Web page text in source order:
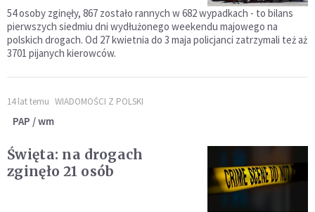
54 osoby zginęły, 867 zostało rannych w 682 wypadkach - to bilans
pierwszych siedmiu dni wydłużonego weekendu majowego na
polskich drogach. Od 27 kwietnia do 3 maja policjanci zatrzymali też aż
3701 pijanych kierowców.
14 lat temu WIADOMOŚCI Z POLSKI
PAP / wm
Święta: na drogach
zginęło 21 osób